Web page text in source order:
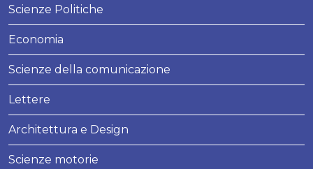
Scienze Politiche
Economia
Scienze della comunicazione
Lettere
Architettura e Design
Scienze motorie